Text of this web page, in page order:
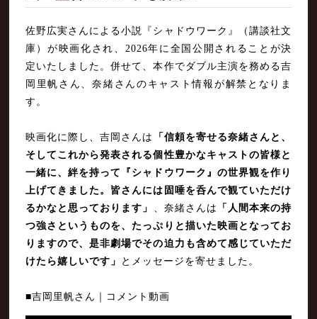
佐野広実さんによる小説『シャドウワーク』（講談社文
庫）が映画化され、2026年に全国公開されることが決
定いたしました。併せて、本作でダブル主演を務める吉
岡里帆さん、奈緒さんのキャスト情報が解禁となりま
す。
映画化に際し、吉岡さんは
「信頼を寄せる奈緒さんと、
そしてこれから発表される個性豊かなキャストの皆様と
一緒に、絆を持って『シャドウワーク』の世界観を作り
上げてきました。皆さんには固唾を呑んで観ていただけ
るかなと思っております」 、奈緒さんは
「人間本来の持
つ強さというものを、たっぷりと描いた映画となってお
りますので、是非劇場でその迫力も含めて感じていただ
けたら嬉しいです」
とメッセージを寄せました。
■吉岡里帆さん｜コメント動画